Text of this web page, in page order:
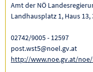
Amt der NÖ
Landhausplatz 1, Haus 13,
02742/9005 - 12597
post.wst5@noel.gv.at
http://www.noe.gv.at/